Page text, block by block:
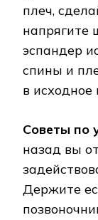
плеч,
эспандер
спины и
в
Советы по
назад вы
Держите